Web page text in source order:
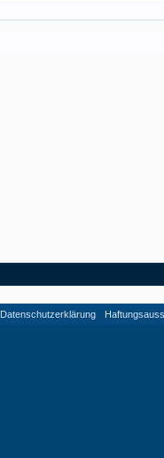
Datenschutzerklärung